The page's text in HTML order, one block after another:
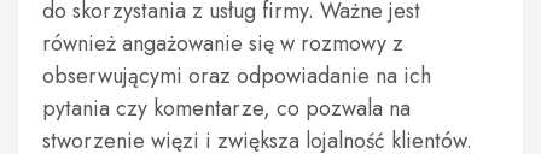
do skorzystania z usług firmy. Ważne jest
również angażowanie się w rozmowy z
obserwującymi oraz odpowiadanie na ich
pytania czy komentarze, co pozwala na
stworzenie więzi i zwiększa lojalność klientów.